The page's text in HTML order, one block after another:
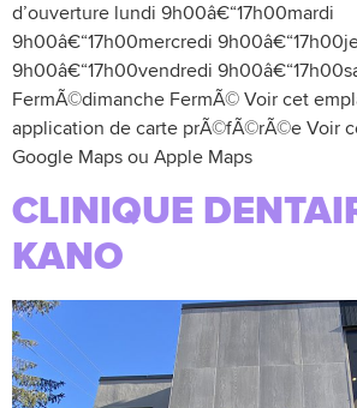
d’ouverture lundi 9h00â€“17h00mardi
9h00â€“17h00mercredi
9h00â€“17h00vendredi
FermÃ©dimanche FermÃ© Voir cet
application de carte prÃ©fÃ©rÃ©e Voir
Google Maps ou Apple Maps
CLINIQUE
KANO